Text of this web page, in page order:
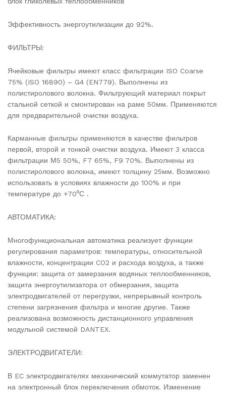
Эффективность энергоутилизации до 92%.
ФИЛЬТРЫ:
Ячейковые фильтры имеют класс фильтрации ISO Coarse
75% (ISO 16890) – G4 (EN779). Выполнены из
полистиролового волокна. Фильтрующий материал покрыт
стальной сеткой и смонтирован на раме 50мм. Применяются
для предварительной очистки воздуха.
Карманные фильтры применяются в качестве фильтров
первой, второй и тонкой очистки воздуха. Имеют 3 класса
фильтрации М5 50%, F7 65%, F9 70%. Выполнены из
полистиролового волокна, имеют толщину 25мм. Возможно
использовать в условиях влажности до 100% и при
температуре до +70⁰С .
АВТОМАТИКА:
Многофункциональная автоматика реализует функции
регулирования параметров: температуры, относительной
влажности, концентрации CO2 и расхода воздуха, а также
функции: защита от замерзания водяных теплообменников,
защита энергоутилизатора от обмерзания, защита
электродвигателей от перегрузки, непрерывный контроль
степени загрязнения фильтра и многие другие. Также
реализована возможность дистанционного управления
модульной системой DANTEX.
ЭЛЕКТРОДВИГАТЕЛИ:
В EC электродвигателях механический коммутатор заменен
на электронный блок переключения обмоток. Изменение